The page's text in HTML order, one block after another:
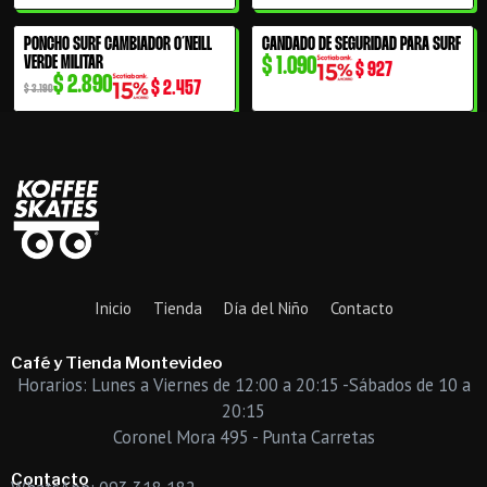
era:
$ 3.190.
es:
$ 2.890.
era:
$ 2.990.
es:
$ 2.490.
9% OFF
PONCHO SURF CAMBIADOR O´NEILL
VERDE MILITAR
$3.190
El
precio
original
era:
$2.890
El
precio
actual
es:
$2.457
CANDADO DE SEGURIDAD PARA SURF
$1.090 $927
Inicio Tienda Día del Niño Contacto
Café y Tienda Montevideo
Horarios: Lunes a Viernes de 12:00 a 20:15 -Sábados de 10 a
20:15
Coronel Mora 495 - Punta Carretas
Contacto